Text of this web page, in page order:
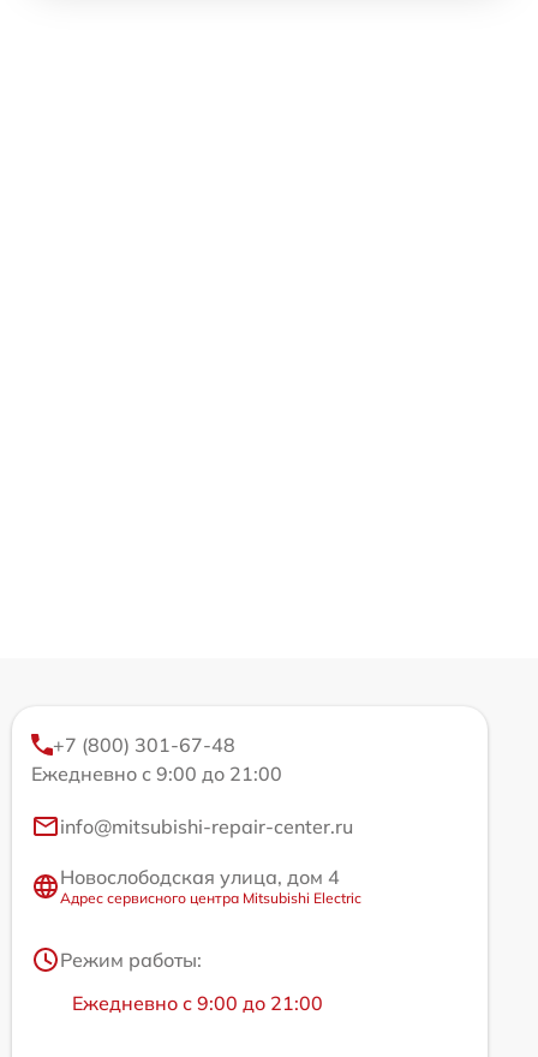
+7 (800) 301-67-48
Ежедневно с 9:00 до 21:00
info@mitsubishi-repair-center.ru
Новослободская улица, дом 4
Адрес сервисного центра Mitsubishi Electric
Режим работы:
Ежедневно с 9:00 до 21:00